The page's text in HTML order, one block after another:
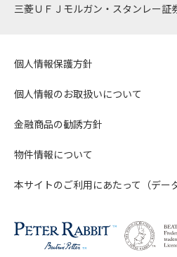
三菱ＵＦＪモルガン・スタンレー証
個人情報保護方針
個人情報のお取扱いについて
金融商品の勧誘方針
物件情報について
本サイトのご利用にあたって（デー